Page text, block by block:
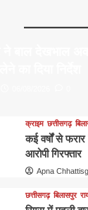
क्राइम छत्तीसगढ़
कई वर्षों से
आरोपी गिरफ्तार
Apna
छत्तीसगढ़ बिलासपुर